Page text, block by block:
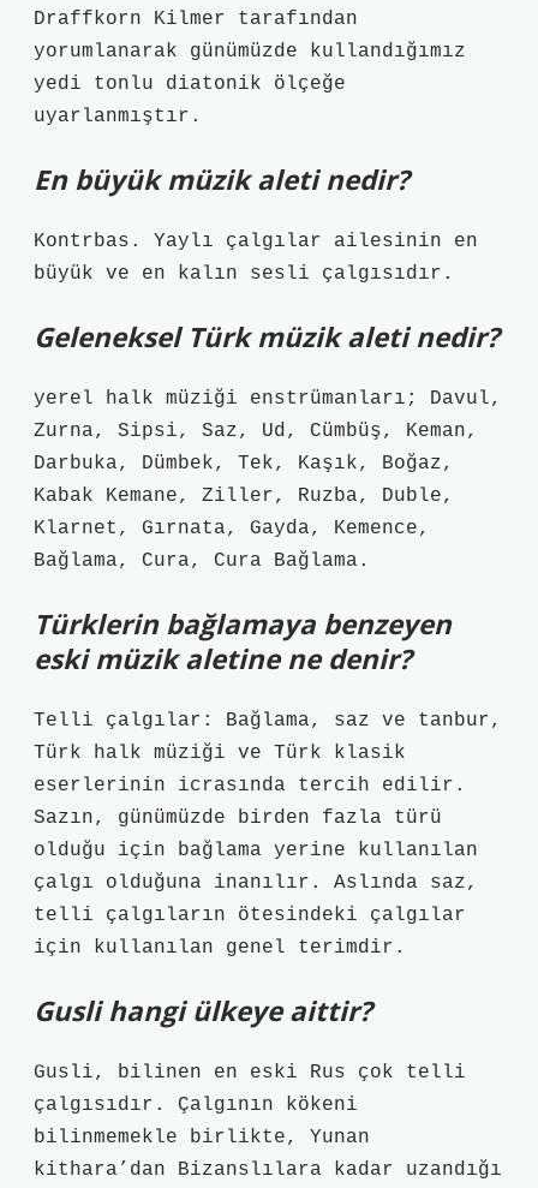
Draffkorn Kilmer tarafından
yorumlanarak günümüzde kullandığımız
yedi tonlu diatonik ölçeğe
uyarlanmıştır.
En büyük müzik aleti nedir?
Kontrbas. Yaylı çalgılar ailesinin en
büyük ve en kalın sesli çalgısıdır.
Geleneksel Türk müzik aleti nedir?
yerel halk müziği enstrümanları; Davul,
Zurna, Sipsi, Saz, Ud, Cümbüş, Keman,
Darbuka, Dümbek, Tek, Kaşık, Boğaz,
Kabak Kemane, Ziller, Ruzba, Duble,
Klarnet, Gırnata, Gayda, Kemence,
Bağlama, Cura, Cura Bağlama.
Türklerin bağlamaya benzeyen
eski müzik aletine ne denir?
Telli çalgılar: Bağlama, saz ve tanbur,
Türk halk müziği ve Türk klasik
eserlerinin icrasında tercih edilir.
Sazın, günümüzde birden fazla türü
olduğu için bağlama yerine kullanılan
çalgı olduğuna inanılır. Aslında saz,
telli çalgıların ötesindeki çalgılar
için kullanılan genel terimdir.
Gusli hangi ülkeye aittir?
Gusli, bilinen en eski Rus çok telli
çalgısıdır. Çalgının kökeni
bilinmemekle birlikte, Yunan
kithara’dan Bizanslılara kadar uzandığı